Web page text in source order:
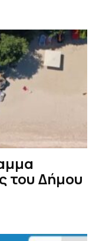
του Δήμου